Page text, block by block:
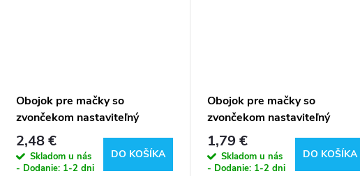
Obojok pre mačky so
zvončekom nastaviteľný
2,48 €
Skladom u nás
- Dodanie: 1-2 dni
DO KOŠÍKA
Obojok pre mačky so
zvončekom nastaviteľný
1,79 €
Skladom u nás
- Dodanie: 1-2 dni
DO KOŠÍKA